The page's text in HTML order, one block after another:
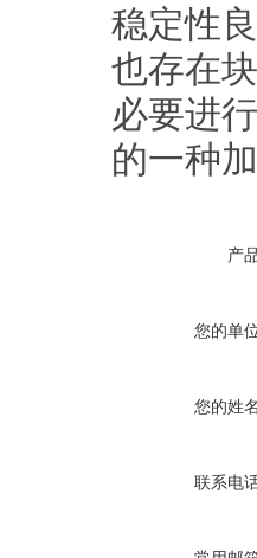
稳定性
也存在
必要进
的一种
产
您的单
您的姓
联系电